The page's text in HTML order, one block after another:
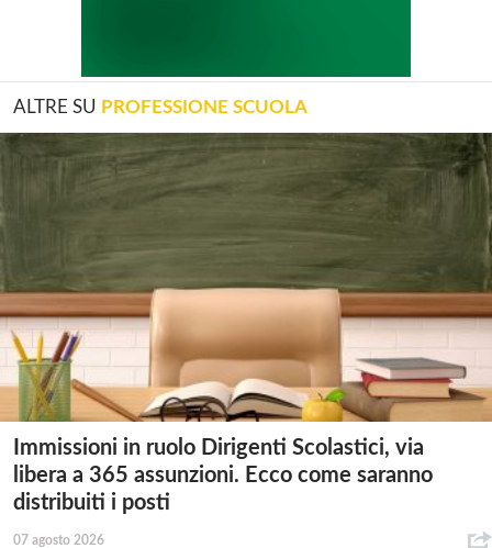
ALTRE SU PROFESSIONE SCUOLA
Immissioni in ruolo Dirigenti Scolastici, via
libera a 365 assunzioni. Ecco come saranno
distribuiti i posti
07 agosto 2026